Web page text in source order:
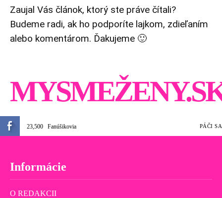
Zaujal Vás článok, ktorý ste práve čítali?
Budeme radi, ak ho podporíte lajkom, zdieľaním
alebo komentárom. Ďakujeme 🙂
23,500 Fanúšikovia PÁČI SA
Informácie
O REDAKCII